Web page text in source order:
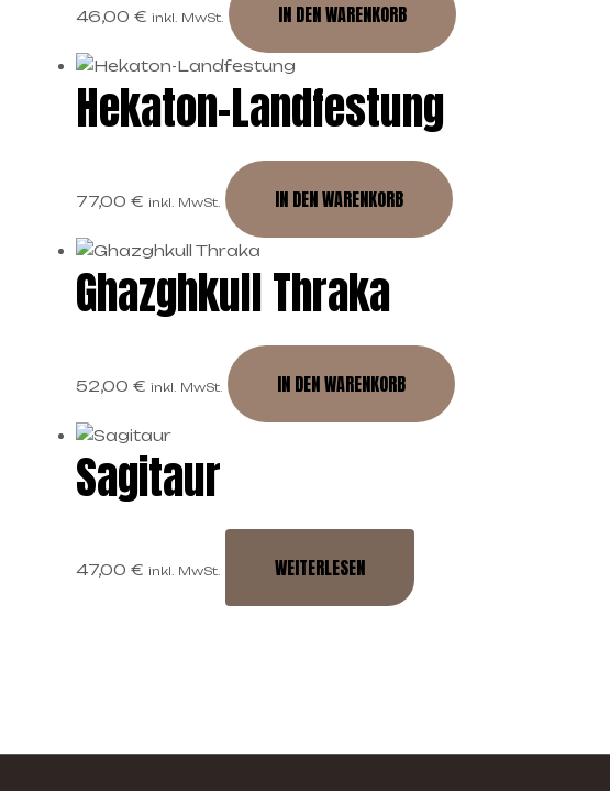
46,00 € inkl. MwSt. IN DEN WARENKORB
Hekaton-Landfestung
77,00 € inkl. MwSt. IN DEN WARENKORB
Ghazghkull Thraka
52,00 € inkl. MwSt. IN DEN WARENKORB
Sagitaur
47,00 € inkl. MwSt. WEITERLESEN